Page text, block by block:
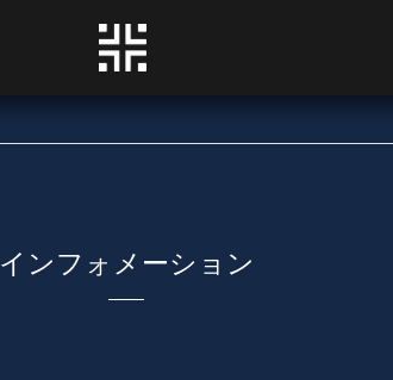
インフォメーション